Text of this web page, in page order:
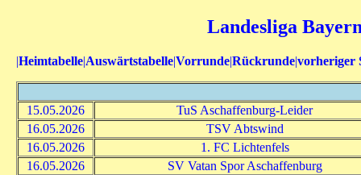
Landesliga
|Heimtabelle|Auswärtstabelle|Vorrunde|Rückrunde|vorheriger
15.05.2026
TuS Aschaffenburg-Leider
16.05.2026
TSV Abtswind
16.05.2026
1. FC Lichtenfels
16.05.2026
SV Vatan Spor Aschaffenburg